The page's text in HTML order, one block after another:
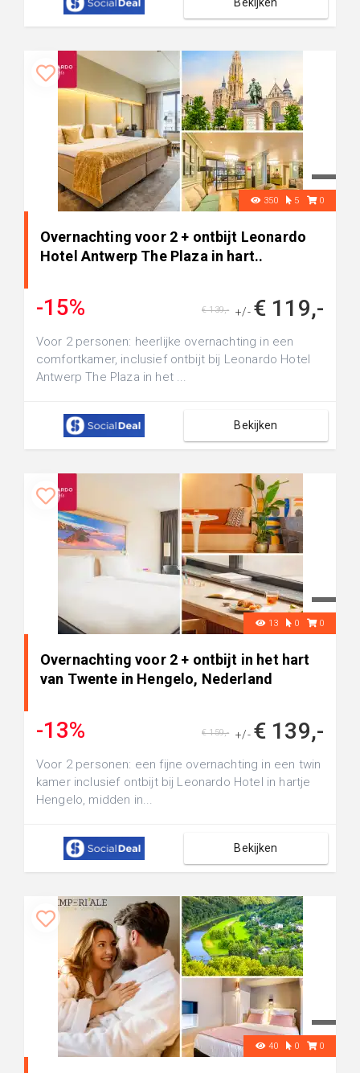
350 5 0
Overnachting voor 2 + ontbijt Leonardo
Hotel Antwerp The Plaza in hart..
-15% +/- € 119,-
€ 139,-
Voor 2 personen: heerlijke overnachting in een
comfortkamer, inclusief ontbijt bij Leonardo Hotel
Antwerp The Plaza in het ...
Bekijken
13 0 0
Overnachting voor 2 + ontbijt in het hart
van Twente in Hengelo, Nederland
-13% +/- € 139,-
€ 159,-
Voor 2 personen: een fijne overnachting in een twin
kamer inclusief ontbijt bij Leonardo Hotel in hartje
Hengelo, midden in...
Bekijken
40 0 0